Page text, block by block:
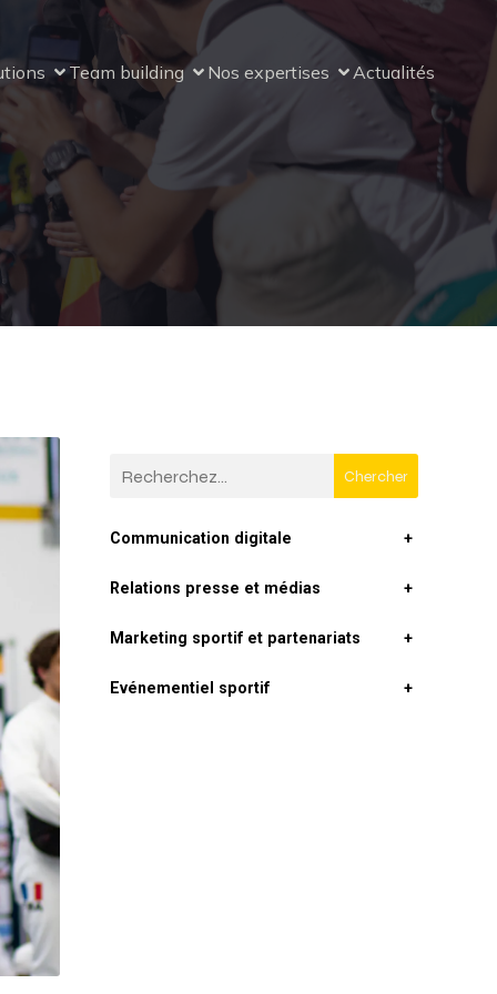
Team building Nos expertises Actualités
Chercher
Communication digitale +
Relations presse et médias +
Marketing sportif et partenariats +
Evénementiel sportif +